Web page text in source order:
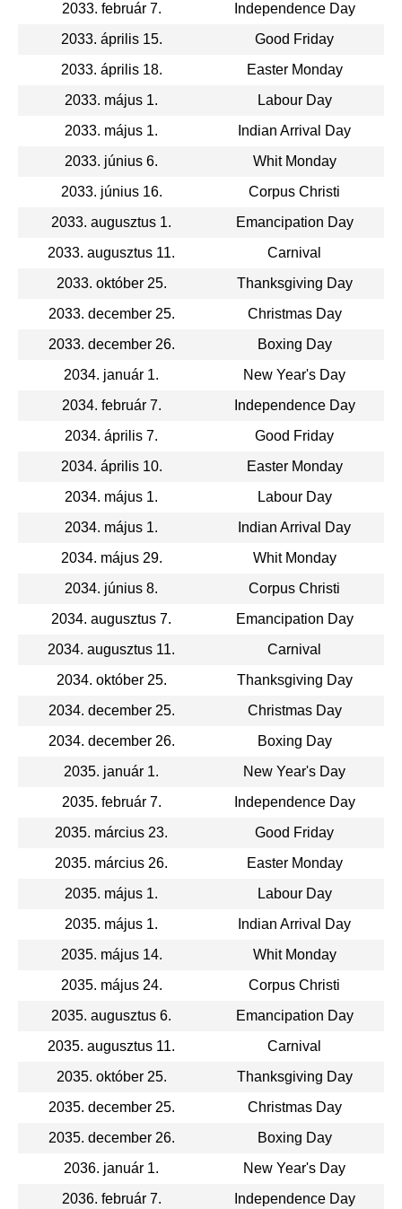
2033. február 7.
Independence Day
2033. április 15.
Good Friday
2033. április 18.
Easter Monday
2033. május 1.
Labour Day
2033. május 1.
Indian Arrival Day
2033. június 6.
Whit Monday
2033. június 16.
Corpus Christi
2033. augusztus 1.
Emancipation Day
2033. augusztus 11.
Carnival
2033. október 25.
Thanksgiving Day
2033. december 25.
Christmas Day
2033. december 26.
Boxing Day
2034. január 1.
New Year's Day
2034. február 7.
Independence Day
2034. április 7.
Good Friday
2034. április 10.
Easter Monday
2034. május 1.
Labour Day
2034. május 1.
Indian Arrival Day
2034. május 29.
Whit Monday
2034. június 8.
Corpus Christi
2034. augusztus 7.
Emancipation Day
2034. augusztus 11.
Carnival
2034. október 25.
Thanksgiving Day
2034. december 25.
Christmas Day
2034. december 26.
Boxing Day
2035. január 1.
New Year's Day
2035. február 7.
Independence Day
2035. március 23.
Good Friday
2035. március 26.
Easter Monday
2035. május 1.
Labour Day
2035. május 1.
Indian Arrival Day
2035. május 14.
Whit Monday
2035. május 24.
Corpus Christi
2035. augusztus 6.
Emancipation Day
2035. augusztus 11.
Carnival
2035. október 25.
Thanksgiving Day
2035. december 25.
Christmas Day
2035. december 26.
Boxing Day
2036. január 1.
New Year's Day
2036. február 7.
Independence Day